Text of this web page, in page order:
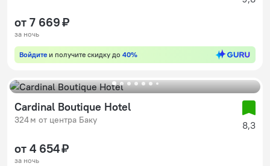
от 7 669 ₽
за ночь
Войдите и получите скидку до 40%
Cardinal Boutique Hotel
324 м от центра Баку 8,3
от 4 654 ₽
за ночь